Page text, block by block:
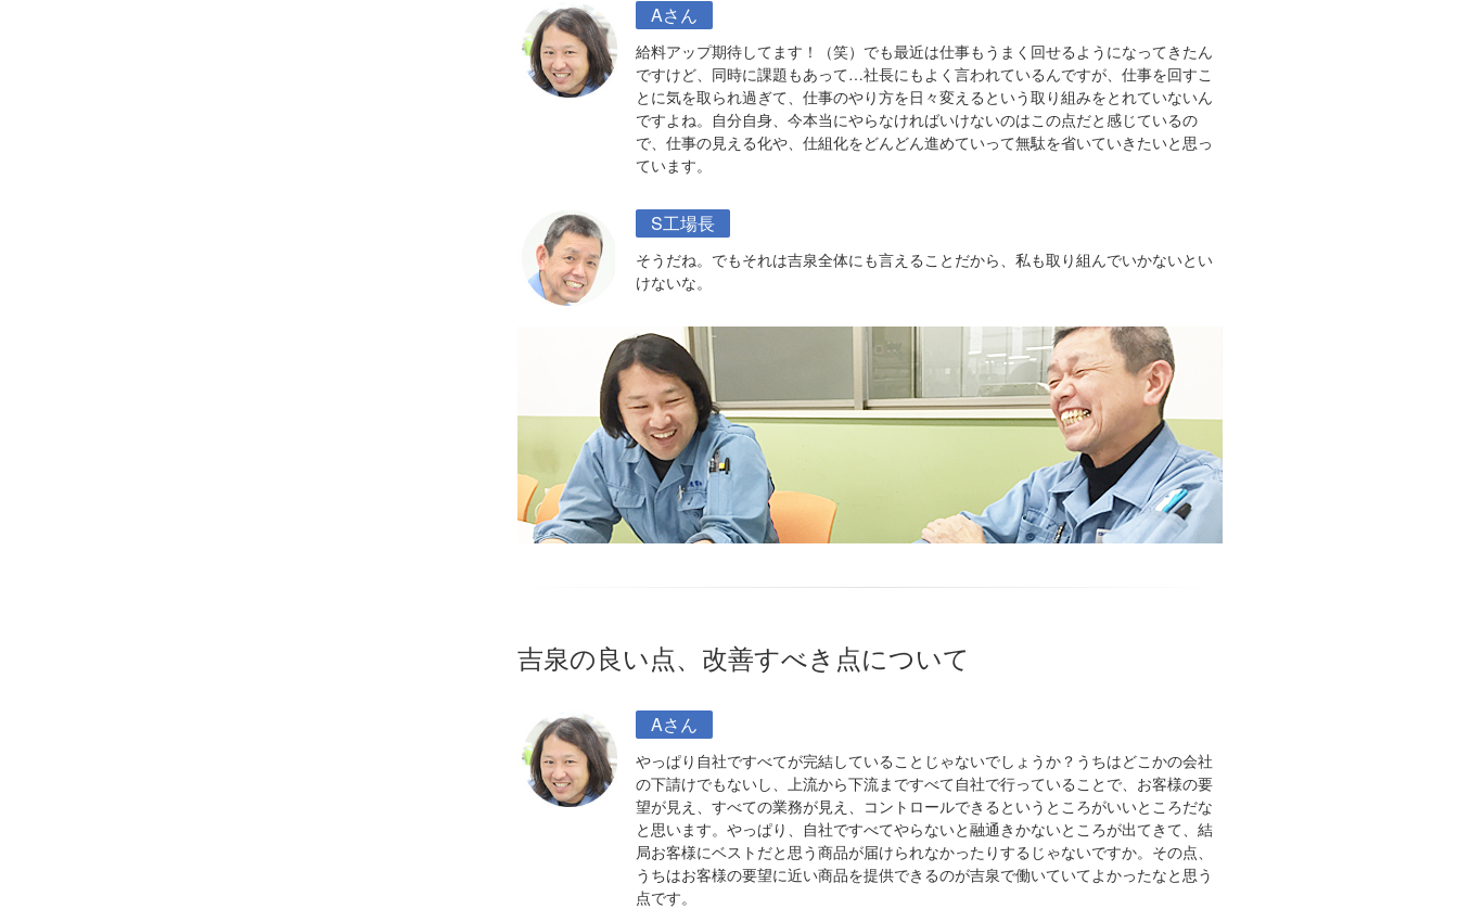
Aさん
給料アップ期待してます！（笑）でも最近は仕事もうまく回せるようになってきたん
ですけど、同時に課題もあって…社長にもよく言われているんですが、仕事を回すこ
とに気を取られ過ぎて、仕事のやり方を日々変えるという取り組みをとれていないん
ですよね。自分自身、今本当にやらなければいけないのはこの点だと感じているの
で、仕事の見える化や、仕組化をどんどん進めていって無駄を省いていきたいと思っ
ています。
S工場長
そうだね。でもそれは吉泉全体にも言えることだから、私も取り組んでいかないとい
けないな。
吉泉の良い点、改善すべき点について
Aさん
やっぱり自社ですべてが完結していることじゃないでしょうか？うちはどこかの会社
の下請けでもないし、上流から下流まですべて自社で行っていることで、お客様の要
望が見え、すべての業務が見え、コントロールできるというところがいいところだな
と思います。やっぱり、自社ですべてやらないと融通きかないところが出てきて、結
局お客様にベストだと思う商品が届けられなかったりするじゃないですか。その点、
うちはお客様の要望に近い商品を提供できるのが吉泉で働いていてよかったなと思う
点です。